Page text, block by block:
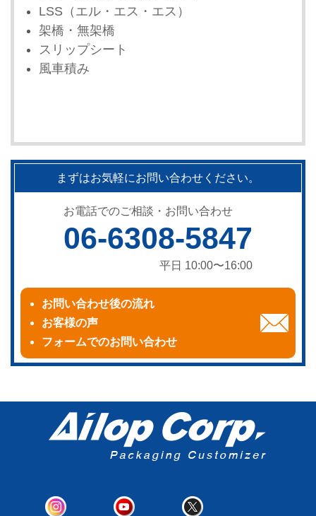
LSS（エル・エス・エス）
架橋・無架橋
スリップシート
風車積み
まずはお気軽にお問い合わせください。
お電話でのご相談・お問い合わせ
06-6308-5847
平日 10:00〜16:00
お問い合わせ後の流れ
お客様の声
フォームでのお問い合わせ